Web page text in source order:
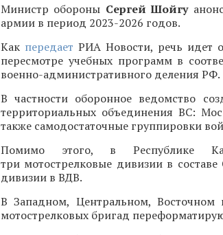
Министр обороны Сергей Шойгу
армии в период 2023-2026 годов.
Как передает РИА Новости, речь идет
пересмотре учебных программ в
военно-административного деления РФ.
В частности оборонное ведомство
территориальных объединения ВС:
также самодостаточные группировки
Помимо этого, в Республике
три мотострелковые дивизии в
дивизии в ВДВ.
В Западном, Центральном,
мотострелковых бригад